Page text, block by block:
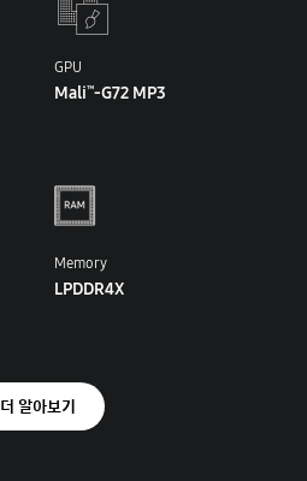
GPU
Mali™-G72 MP3
Memory
LPDDR4X
더 알아보기